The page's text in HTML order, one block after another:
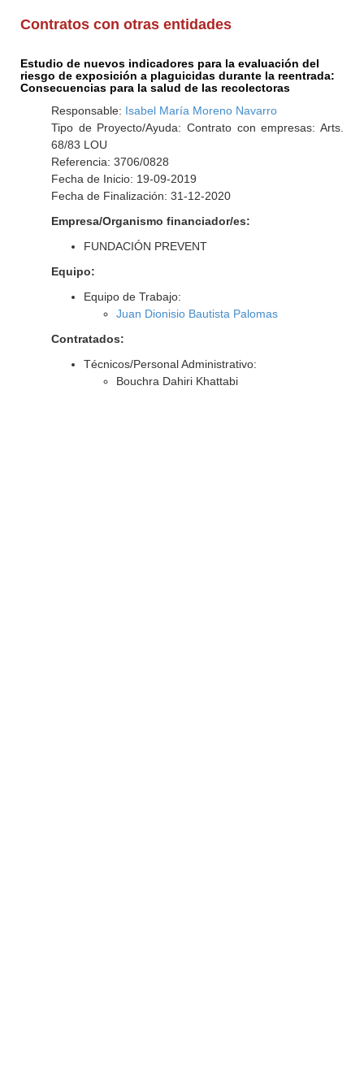
Contratos con otras entidades
Estudio de nuevos indicadores para la evaluación del
riesgo de exposición a plaguicidas durante la reentrada:
Consecuencias para la salud de las recolectoras
Responsable: Isabel María Moreno Navarro
Tipo de Proyecto/Ayuda: Contrato con empresas: Arts.
68/83 LOU
Referencia: 3706/0828
Fecha de Inicio: 19-09-2019
Fecha de Finalización: 31-12-2020
Empresa/Organismo financiador/es:
FUNDACIÓN PREVENT
Equipo:
Equipo de Trabajo:
Juan Dionisio Bautista Palomas
Contratados:
Técnicos/Personal Administrativo:
Bouchra Dahiri Khattabi